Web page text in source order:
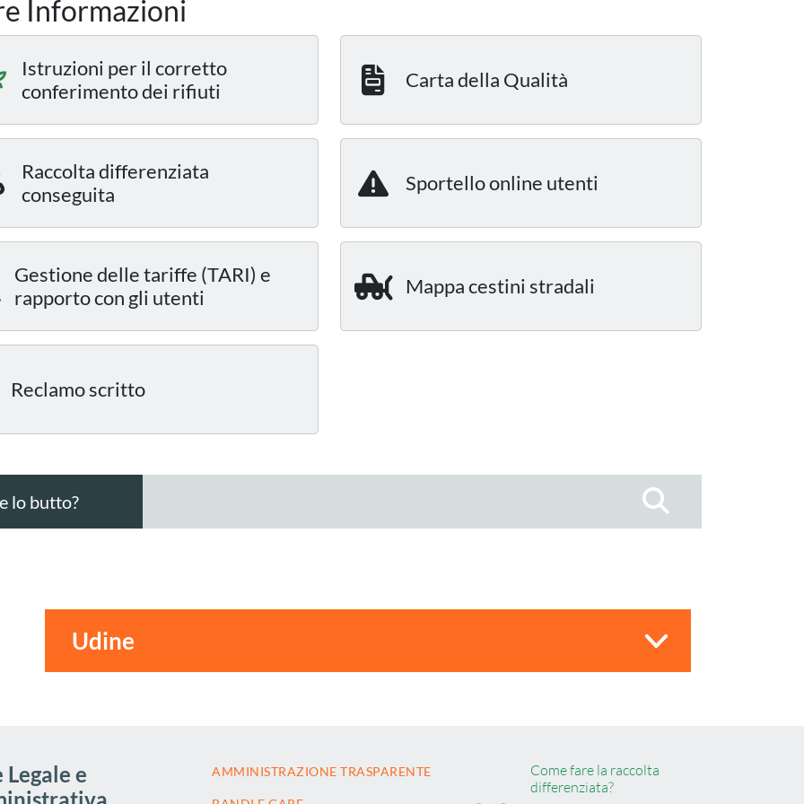
Informazioni
Istruzioni per il corretto
conferimento dei rifiuti
Carta della Qualità
Raccolta differenziata
conseguita
Sportello online utenti
Gestione delle tariffe (TARI) e
rapporto con gli utenti
Mappa cestini stradali
Reclamo scritto
lo butto?
Legale e
AMMINISTRAZIONE TRASPARENTE
Come fare la raccolta
differenziata?